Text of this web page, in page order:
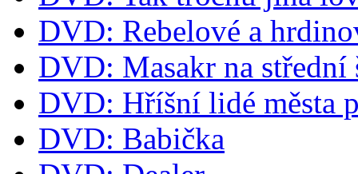
DVD: Rebelové a
DVD: Masakr na střední
DVD: Hříšní lidé města
DVD: Babička